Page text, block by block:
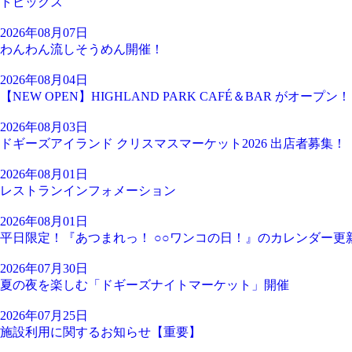
2026年08月07日
わんわん流しそうめん開催！
2026年08月04日
【NEW OPEN】HIGHLAND PARK CAFÉ＆BAR がオープン！
2026年08月03日
ドギーズアイランド クリスマスマーケット2026 出店者募集！
2026年08月01日
レストランインフォメーション
2026年08月01日
平日限定！『あつまれっ！ ○○ワンコの日！』のカレンダー更
2026年07月30日
夏の夜を楽しむ「ドギーズナイトマーケット」開催
2026年07月25日
施設利用に関するお知らせ【重要】